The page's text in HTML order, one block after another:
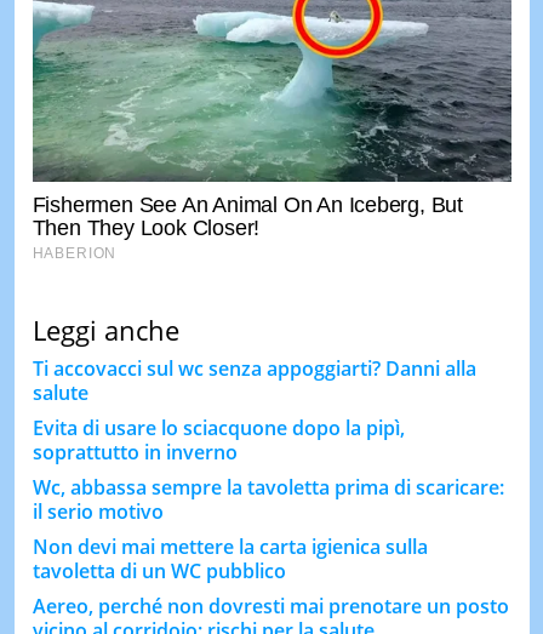
Leggi anche
Ti accovacci sul wc senza appoggiarti? Danni alla
salute
Evita di usare lo sciacquone dopo la pipì,
soprattutto in inverno
Wc, abbassa sempre la tavoletta prima di scaricare:
il serio motivo
Non devi mai mettere la carta igienica sulla
tavoletta di un WC pubblico
Aereo, perché non dovresti mai prenotare un posto